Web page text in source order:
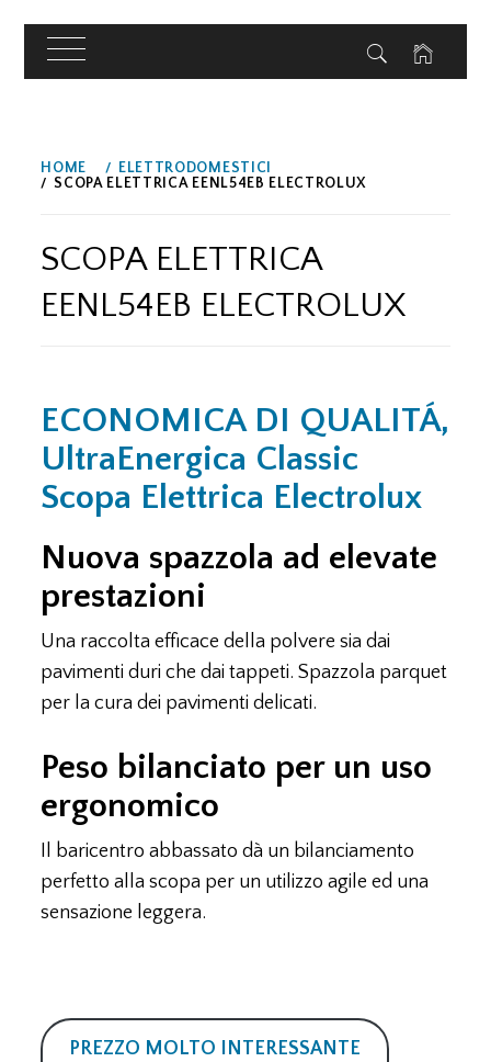
to
content
HOME
ELETTRODOMESTICI
SCOPA ELETTRICA EENL54EB ELECTROLUX
SCOPA ELETTRICA
EENL54EB ELECTROLUX
ECONOMICA DI QUALITÁ,
UltraEnergica Classic
Scopa Elettrica Electrolux
Nuova spazzola ad elevate
prestazioni
Una raccolta efficace della polvere sia dai
pavimenti duri che dai tappeti. Spazzola parquet
per la cura dei pavimenti delicati.
Peso bilanciato per un uso
ergonomico
Il baricentro abbassato dà un bilanciamento
perfetto alla scopa per un utilizzo agile ed una
sensazione leggera.
PREZZO MOLTO INTERESSANTE